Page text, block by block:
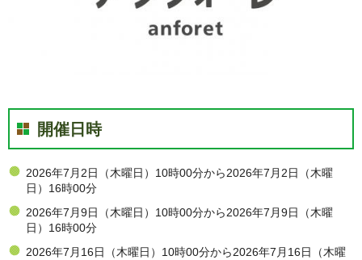
開催日時
2026年7月2日（木曜日）10時00分から2026年7月2日（木曜
日）16時00分
2026年7月9日（木曜日）10時00分から2026年7月9日（木曜
日）16時00分
2026年7月16日（木曜日）10時00分から2026年7月16日（木曜